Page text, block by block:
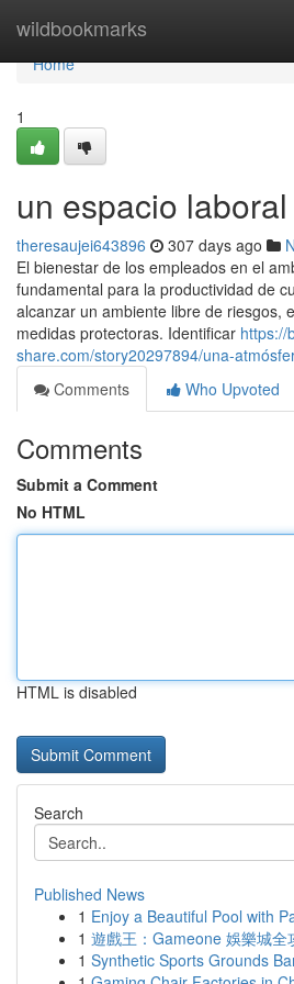
wildbookmarks
Home
Home
1
un espacio
theresaujei643896 307 days ago
El bienestar de los empleados en el
fundamental para la productividad de
alcanzar un ambiente libre de riesgos,
medidas protectoras. Identificar https://
share.com/story20297894/una-
Comments
Who Upvoted
Comments
Submit a Comment
No HTML
HTML is disabled
Search
Published News
1 Enjoy a Beautiful Pool with
1 遊戲王：Gameone 娛樂城全
1 Synthetic Sports Grounds